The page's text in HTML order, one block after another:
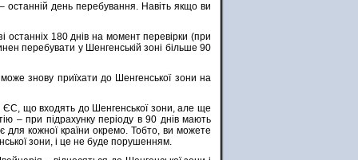
день перебування. Навіть якщо ви
180 днів на момент перевірки (при
перебувати у Шенгенській зоні більше 90
знову приїхати до Шенгенської зони на
ЄС, що входять до Шенгенської зони, але ще
– при підрахунку періоду в 90 днів мають
для кожної країни окремо. Тобто, ви можете
зони, і це не буде порушенням.